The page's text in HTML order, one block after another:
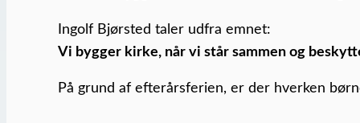
Ingolf Bjørsted taler udfra emnet:
Vi bygger kirke, når vi står sammen og
På grund af efterårsferien, er der hverken